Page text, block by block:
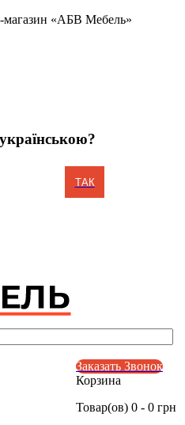
магазин «АБВ Мебель»
ТАК
Заказать Звонок
Корзина
Товар(ов) 0 - 0 грн